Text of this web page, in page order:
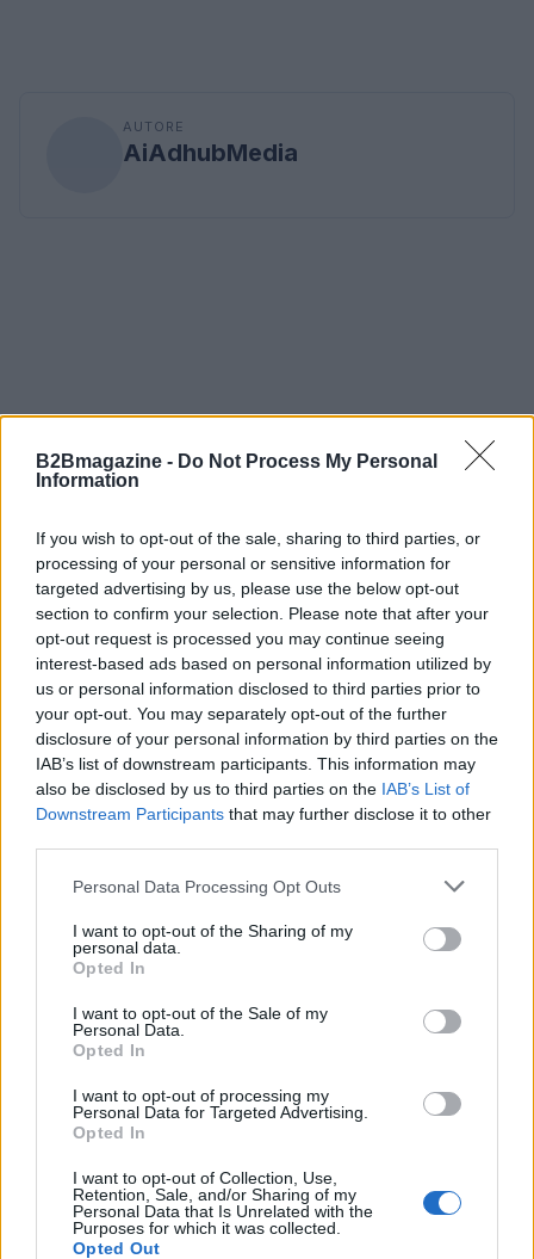
B2Bmagazine - Do Not Process My Personal
Information
If you wish to opt-out of the sale, sharing to third parties, or
processing of your personal or sensitive information for
targeted advertising by us, please use the below opt-out
section to confirm your selection. Please note that after your
opt-out request is processed you may continue seeing
interest-based ads based on personal information utilized by
us or personal information disclosed to third parties prior to
your opt-out. You may separately opt-out of the further
disclosure of your personal information by third parties on the
IAB’s list of downstream participants. This information may
also be disclosed by us to third parties on the IAB’s List of
Downstream Participants that may further disclose it to other
Please note that this website/app uses one or more Google
not limited to your visit or usage behaviour. You may click to
grant or deny consent to Google and its third-party tags to
use your data for below specified purposes in below Google
consent section.
Personal Data Processing Opt Outs
I want to opt-out of the Sharing of my
personal data.
Opted In
I want to opt-out of the Sale of my
Personal Data.
Opted In
I want to opt-out of processing my
Personal Data for Targeted Advertising.
Opted In
I want to opt-out of Collection, Use,
Retention, Sale, and/or Sharing of my
Personal Data that Is Unrelated with the
Purposes for which it was collected.
Opted Out
AUTORE
AiAdhubMedia
Continua a leggere
donatori
Martina Marchesi · 10 Lug 2026